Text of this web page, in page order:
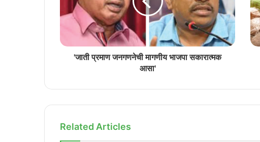
'जाती प्रमाण जनगणनेची मागणीय भाजपा सकारात्मक
आसा'
Related Articles